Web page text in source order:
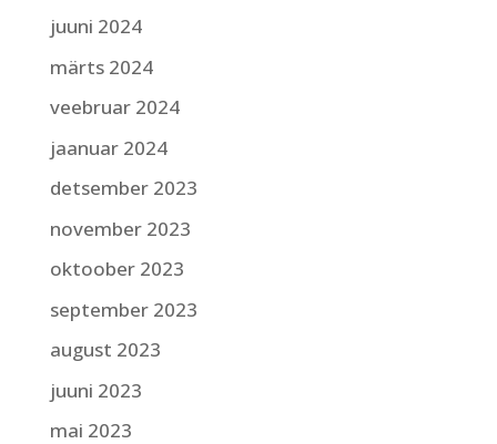
juuni 2024
märts 2024
veebruar 2024
jaanuar 2024
detsember 2023
november 2023
oktoober 2023
september 2023
august 2023
juuni 2023
mai 2023